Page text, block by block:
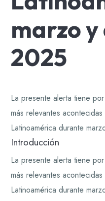
marzo
2025
La presente alerta tiene
más relevantes
Latinoamérica durante
Introducción
La presente alerta tiene
más relevantes
Latinoamérica durante